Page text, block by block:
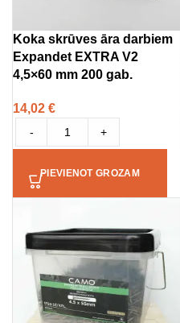
Koka skrūves āra darbiem
Expandet EXTRA V2
4,5×60 mm 200 gab.
14,02 €
- +
PIEVIENOT GROZAM